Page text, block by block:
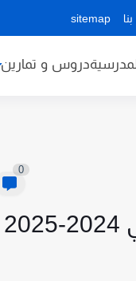
sitemap
دروس و تمارين
0